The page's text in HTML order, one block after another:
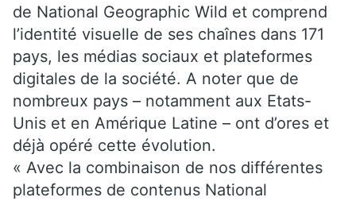
de National Geographic Wild et comprend
l’identité visuelle de ses chaînes dans 171
pays, les médias sociaux et plateformes
digitales de la société. A noter que de
nombreux pays – notamment aux Etats-
Unis et en Amérique Latine – ont d’ores et
déjà opéré cette évolution.
« Avec la combinaison de nos différentes
plateformes de contenus National